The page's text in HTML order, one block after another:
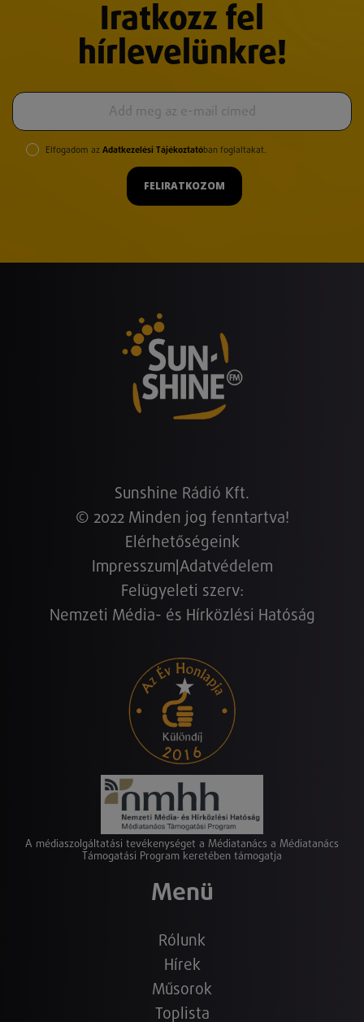
Iratkozz fel
hírlevelünkre!
Elfogadom az Adatkezelési Tájékoztatóban foglaltakat.
FELIRATKOZOM
Sunshine Rádió Kft.
© 2022 Minden jog fenntartva!
Elérhetőségeink
Impresszum Adatvédelem
Felügyeleti szerv:
Nemzeti Média- és Hírközlési Hatóság
A médiaszolgáltatási tevékenységet a Médiatanács a Médiatanács
Támogatási Program keretében támogatja
Menü
Rólunk
Hírek
Műsorok
Toplista